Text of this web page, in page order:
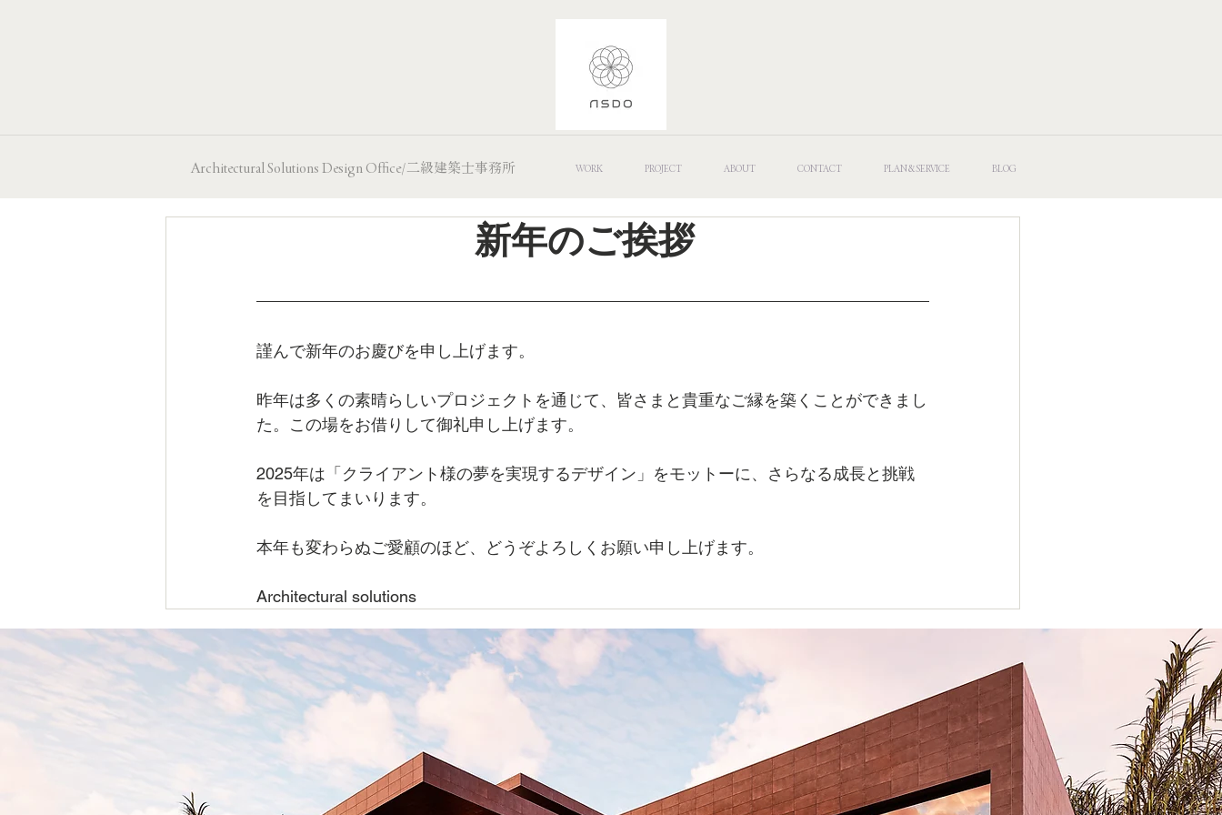
Architectural Solutions Design Office/二級建築士事務所 WORK PROJECT ABOUT CONTACT PLAN&SERVICE BLOG
新年のご挨拶
謹んで新年のお慶びを申し上げます。
昨年は多くの素晴らしいプロジェクトを通じて、皆さまと貴重なご縁を築くことができまし
た。この場をお借りして御礼申し上げます。
2025年は「クライアント様の夢を実現するデザイン」をモットーに、さらなる成長と挑戦
を目指してまいります。
本年も変わらぬご愛顧のほど、どうぞよろしくお願い申し上げます。
Architectural solutions